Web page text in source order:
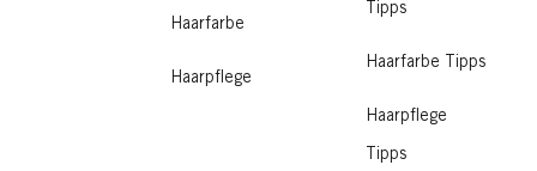
Haarfarbe
Haarpflege
Tipps
Haarfarbe Tipps
Haarpflege
Tipps